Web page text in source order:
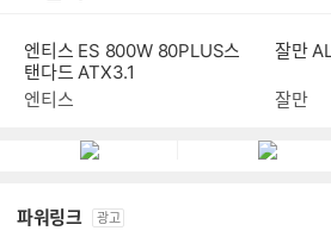
엔티스 ES 800W 80PLUS스
탠다드 ATX3.1
엔티스
잘만
잘만
파워링크 광고